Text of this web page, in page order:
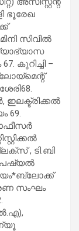
ഭൂരേഖ
സിവില്‍
കുറിച്ചി –
ഇലക്ട്രിക്കല്‍
69.
, ടി.ബി
സംഘം